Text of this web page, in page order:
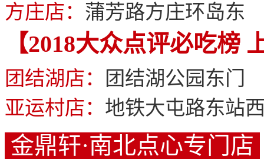
方庄店： 蒲芳路方庄环岛东
【2018大众点评必吃榜
团结湖店：
团结湖公园东门
亚运村店： 地铁大屯路东站
金鼎轩·南北点心专门店